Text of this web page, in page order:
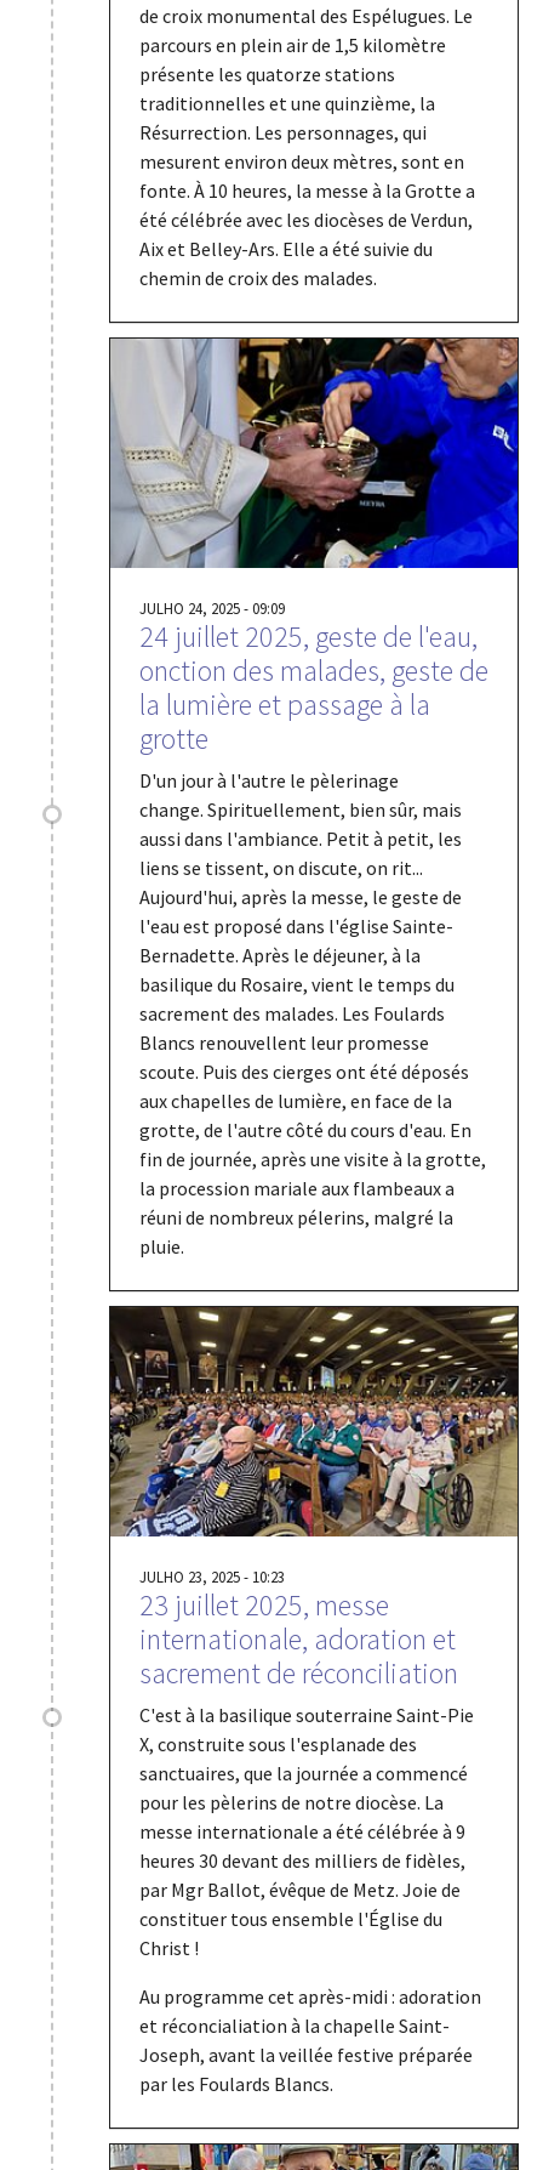
de croix monumental des Espélugues. Le
parcours en plein air de 1,5 kilomètre
présente les quatorze stations
traditionnelles et une quinzième, la
Résurrection. Les personnages, qui
mesurent environ deux mètres, sont en
fonte. À 10 heures, la messe à la Grotte a
été célébrée avec les diocèses de Verdun,
Aix et Belley-Ars. Elle a été suivie du
chemin de croix des malades.
JULHO 24, 2025 - 09:09
24 juillet 2025, geste de l'eau,
onction des malades, geste de
la lumière et passage à la
grotte
D'un jour à l'autre le pèlerinage
change. Spirituellement, bien sûr, mais
aussi dans l'ambiance. Petit à petit, les
liens se tissent, on discute, on rit...
Aujourd'hui, après la messe, le geste de
l'eau est proposé dans l'église Sainte-
Bernadette. Après le déjeuner, à la
basilique du Rosaire, vient le temps du
sacrement des malades. Les Foulards
Blancs renouvellent leur promesse
scoute. Puis des cierges ont été déposés
aux chapelles de lumière, en face de la
grotte, de l'autre côté du cours d'eau. En
fin de journée, après une visite à la grotte,
la procession mariale aux flambeaux a
réuni de nombreux pélerins, malgré la
pluie.
JULHO 23, 2025 - 10:23
23 juillet 2025, messe
internationale, adoration et
sacrement de réconciliation
C'est à la basilique souterraine Saint-Pie
X, construite sous l'esplanade des
sanctuaires, que la journée a commencé
pour les pèlerins de notre diocèse. La
messe internationale a été célébrée à 9
heures 30 devant des milliers de fidèles,
par Mgr Ballot, évêque de Metz. Joie de
constituer tous ensemble l'Église du
Christ !
Au programme cet après-midi : adoration
et réconcialiation à la chapelle Saint-
Joseph, avant la veillée festive préparée
par les Foulards Blancs.